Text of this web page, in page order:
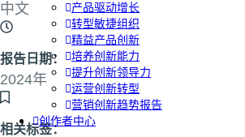
产品驱动增长
转型敏捷组织
精益产品创新
培养创新能力
提升创新领导力
运营创新转型
营销创新趋势报告
创作者中心
中文
报告日期：
2024年
相关标签：